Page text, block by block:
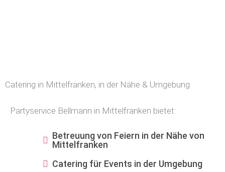
Catering in Mittelfranken, in der Nähe & Umgebung
Partyservice Bellmann in Mittelfranken bietet:
Betreuung von Feiern in der Nähe von
Mittelfranken
Catering für Events in der Umgebung